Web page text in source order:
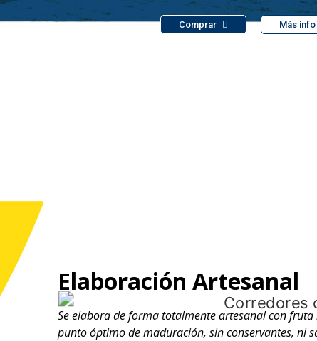
Comprar Más info
Elaboración Artesanal
Se elabora de forma totalmente artesanal con fruta
punto óptimo de maduración, sin conservantes, ni